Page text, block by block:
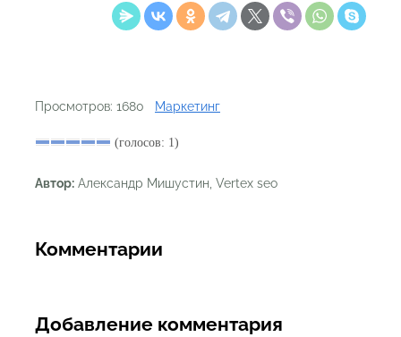
Просмотров: 1680 Маркетинг
(голосов: 1)
Автор: Александр Мишустин, Vertex seo
Комментарии
Добавление комментария